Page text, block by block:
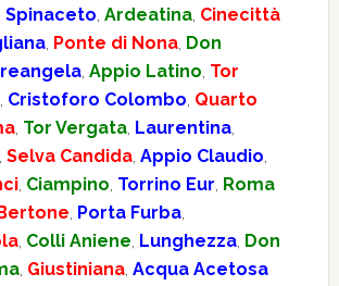
Spinaceto, Ardeatina, Cinecittà
, Ponte di Nona, Don
, Appio Latino, Tor
, Cristoforo Colombo, Quarto
, Tor Vergata, Laurentina,
Selva Candida, Appio Claudio,
, Ciampino, Torrino Eur, Roma
, Porta Furba,
, Colli Aniene, Lunghezza, Don
, Giustiniana, Acqua Acetosa